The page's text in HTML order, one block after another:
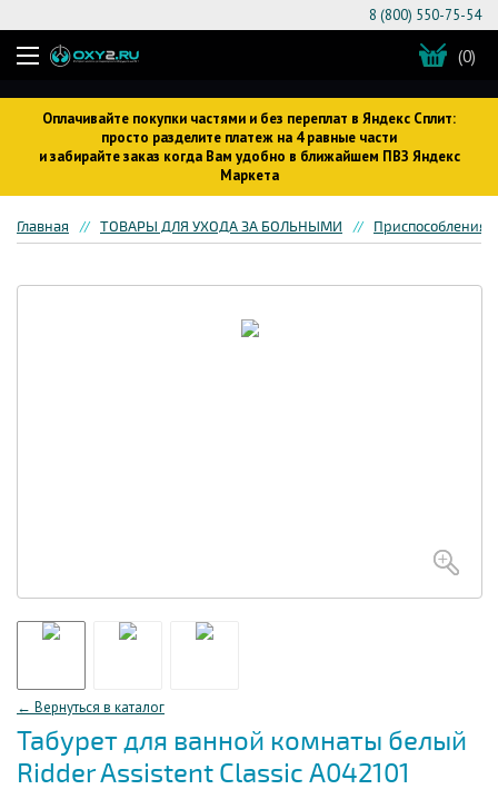
Оплачивайте покупки частями и без переплат в Яндекс Сплит:
просто разделите платеж на 4 равные части
и забирайте заказ когда Вам удобно в ближайшем ПВЗ Яндекс
Маркета
8 (800) 550-75-54
(0)
Главная ТОВАРЫ ДЛЯ УХОДА ЗА БОЛЬНЫМИ Приспособления
← Вернуться в каталог
Табурет для ванной комнаты белый
Ridder Assistent Classic А042101